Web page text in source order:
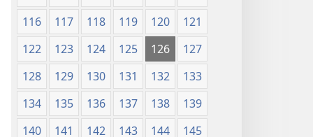
116
117 118 119 120
121
122
123 124 125 126
127
128
129 130 131 132
133
134
135 136 137 138
139
140
141 142 143 144
145